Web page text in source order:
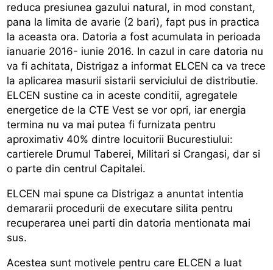
reduca presiunea gazului natural, in mod constant,
pana la limita de avarie (2 bari), fapt pus in practica
la aceasta ora. Datoria a fost acumulata in perioada
ianuarie 2016- iunie 2016. In cazul in care datoria nu
va fi achitata, Distrigaz a informat ELCEN ca va trece
la aplicarea masurii sistarii serviciului de distributie.
ELCEN sustine ca in aceste conditii, agregatele
energetice de la CTE Vest se vor opri, iar energia
termina nu va mai putea fi furnizata pentru
aproximativ 40% dintre locuitorii Bucurestiului:
cartierele Drumul Taberei, Militari si Crangasi, dar si
o parte din centrul Capitalei.
ELCEN mai spune ca Distrigaz a anuntat intentia
demararii procedurii de executare silita pentru
recuperarea unei parti din datoria mentionata mai
sus.
Acestea sunt motivele pentru care ELCEN a luat